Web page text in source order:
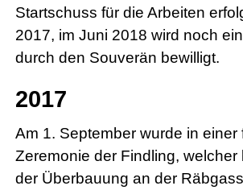
Startschuss für die Arbeiten
2017, im Juni 2018 wird noch
durch den Souverän bewilligt.
2017
Am 1. September wurde in einer
Zeremonie der Findling, welcher
der Überbauung an der